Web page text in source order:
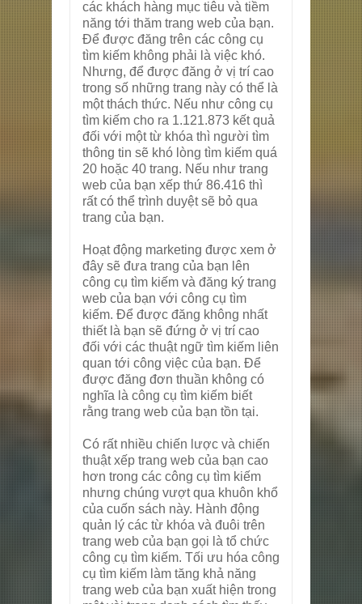
các khách hàng mục tiêu và tiềm
năng tới thăm trang web của bạn.
Để được đăng trên các công cụ
tìm kiếm không phải là việc khó.
Nhưng, để được đăng ở vị trí cao
trong số những trang này có thể là
một thách thức. Nếu như công cụ
tìm kiếm cho ra 1.121.873 kết quả
đối với một từ khóa thì người tìm
thông tin sẽ khó lòng tìm kiếm quá
20 hoặc 40 trang. Nếu như trang
web của bạn xếp thứ 86.416 thì
rất có thể trình duyệt sẽ bỏ qua
trang của bạn.
Hoạt động marketing được xem ở
đây sẽ đưa trang của bạn lên
công cụ tìm kiếm và đăng ký trang
web của bạn với công cụ tìm
kiếm. Để được đăng không nhất
thiết là bạn sẽ đứng ở vị trí cao
đối với các thuật ngữ tìm kiếm liên
quan tới công việc của bạn. Để
được đăng đơn thuần không có
nghĩa là công cụ tìm kiếm biết
rằng trang web của bạn tồn tại.
Có rất nhiều chiến lược và chiến
thuật xếp trang web của bạn cao
hơn trong các công cụ tìm kiếm
nhưng chúng vượt qua khuôn khổ
của cuốn sách này. Hành động
quản lý các từ khóa và đuôi trên
trang web của bạn gọi là tổ chức
công cụ tìm kiếm. Tối ưu hóa công
cụ tìm kiếm làm tăng khả năng
trang web của bạn xuất hiện trong